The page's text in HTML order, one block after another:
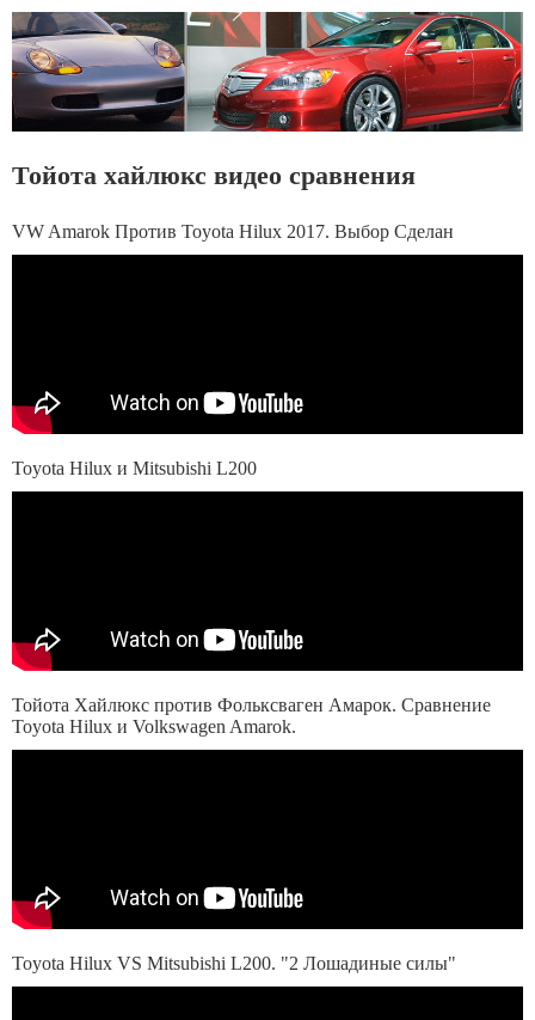
Тойота хайлюкс видео сравнения
VW Amarok Против Toyota Hilux 2017. Выбор Сделан
Toyota Hilux и Mitsubishi L200
Тойота Хайлюкс против Фольксваген Амарок. Сравнение
Toyota Hilux и Volkswagen Amarok.
Toyota Hilux VS Mitsubishi L200. "2 Лошадиные силы"